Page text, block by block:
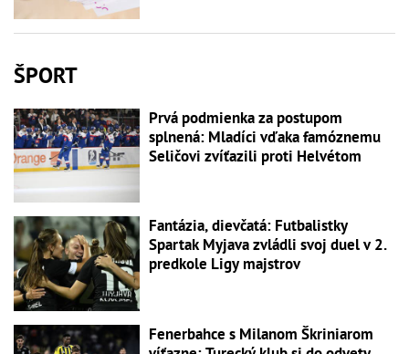
ŠPORT
Prvá podmienka za postupom
splnená: Mladíci vďaka famóznemu
Seličovi zvíťazili proti Helvétom
Fantázia, dievčatá: Futbalistky
Spartak Myjava zvládli svoj duel v 2.
predkole Ligy majstrov
Fenerbahce s Milanom Škriniarom